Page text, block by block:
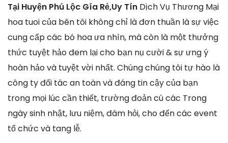
Tại Huyện Phú Lộc Gía Rẻ,Uy Tín Dịch Vụ Thương Mại
hoa tuoi của bên tôi không chỉ là đơn thuần là sự việc
cung cấp các bó hoa ưa nhìn, mà còn là một thưởng
thức tuyệt hảo đem lại cho bạn nụ cười & sự ưng ý
hoàn hảo và tuyệt vời nhất. Chúng chúng tôi tự hào là
công ty đối tác an toàn và đáng tin cậy của bạn
trong mọi lúc cần thiết, trường đoản cú các Trong
ngày sinh nhật, lưu niệm, đám hỏi, cho đến các event
tổ chức và tang lễ.